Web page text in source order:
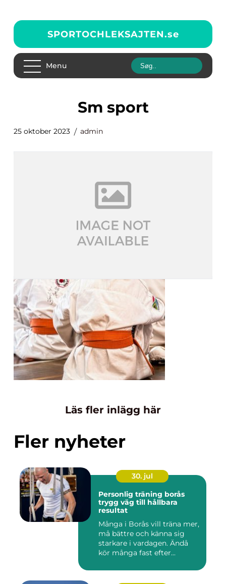
SPORTOCHLEKSAJTEN.se
Menu
sm sport
25 oktober 2023 admin
Läs fler inlägg här
Fler nyheter
30. jul
Personlig träning borås
trygg väg till hållbara
resultat
Många i Borås vill träna mer,
må bättre och känna sig
starkare i vardagen. Ändå
kör många fast efter...